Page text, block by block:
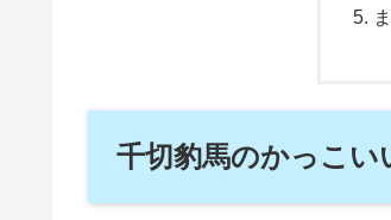
千切豹馬のかっこい